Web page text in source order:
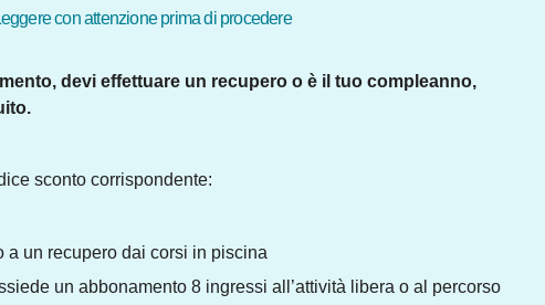
con attenzione prima di procedere
devi effettuare un recupero o è il tuo compleanno,
sconto corrispondente:
a un recupero dai corsi in piscina
un abbonamento 8 ingressi all’attività libera o al percorso